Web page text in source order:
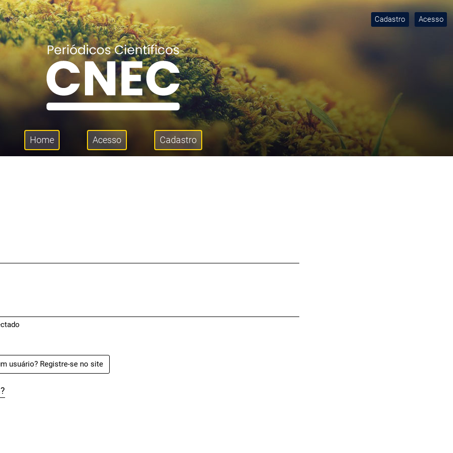
Cadastro Acesso
Home Acesso Cadastro
usuário? Registre-se no site